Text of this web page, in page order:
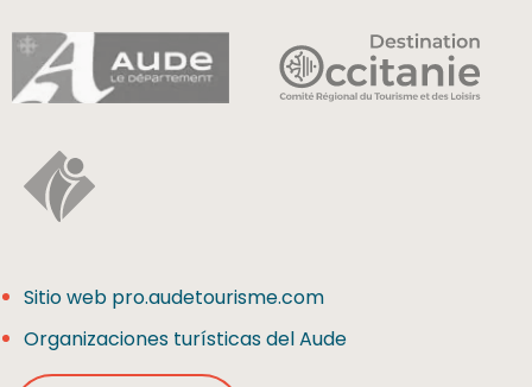
Sitio web pro.audetourisme.com
Organizaciones turísticas del Aude